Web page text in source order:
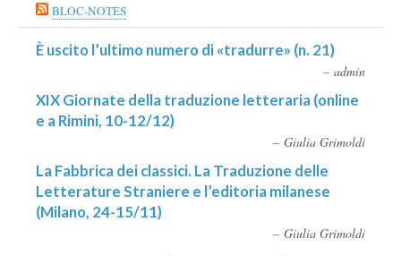
BLOC-NOTES
È uscito l’ultimo numero di «tradurre» (n. 21)
admin
XIX Giornate della traduzione letteraria (online
e a Rimini, 10-12/12)
Giulia Grimoldi
La Fabbrica dei classici. La Traduzione delle
Letterature Straniere e l’editoria milanese
(Milano, 24-15/11)
Giulia Grimoldi